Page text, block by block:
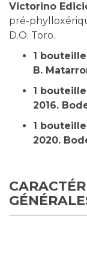
Victorino
pré-
D.O. Toro.
1
B.
1
bouteille
2016.
1
bouteille
2020.